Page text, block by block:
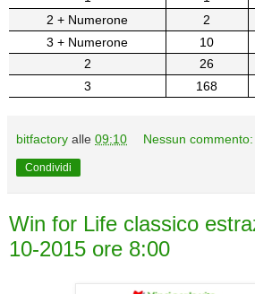
2 + Numerone
2
3 + Numerone
10
2
26
3
168
bitfactory alle 09:10 Nessun commento:
Condividi
Win for Life classico
10-2015 ore 8:00